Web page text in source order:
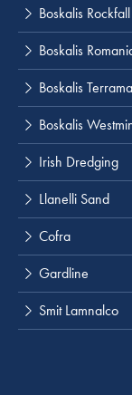
Boskalis Rockfall
Boskalis
Boskalis
Boskalis
Irish Dredging
Llanelli Sand
Cofra
Gardline
Smit Lamnalco